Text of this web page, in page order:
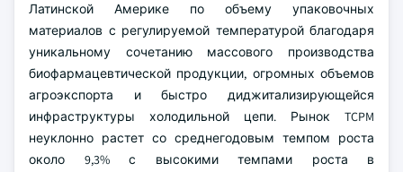
Латинской Америке по объему упаковочных
материалов с регулируемой температурой благодаря
уникальному сочетанию массового производства
биофармацевтической продукции, огромных объемов
агроэкспорта и быстро диджитализирующейся
инфраструктуры холодильной цепи. Рынок TCPM
неуклонно растет со среднегодовым темпом роста
около 9,3% с высокими темпами роста в